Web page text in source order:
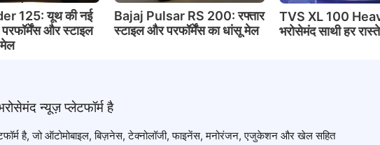
125: यूथ की नई
और स्टाइल
Bajaj Pulsar RS 200: रफ्तार
स्टाइल और परफॉर्मेंस का धांसू मेल
TVS XL 100
भरोसेमंद साथी हर
है, जो ऑटोमोबाइल, बिज़नेस, टेक्नोलॉजी, फाइनेंस, मनोरंजन, एजुकेशन और खेल सहित